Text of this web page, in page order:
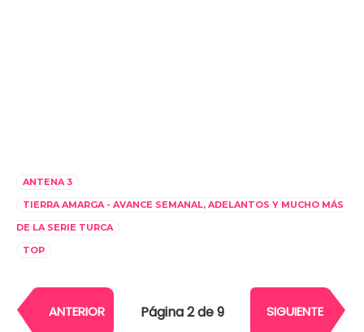
ANTENA 3
TIERRA AMARGA - AVANCE SEMANAL, ADELANTOS Y MUCHO MÁS
DE LA SERIE TURCA
TOP
ANTERIOR Página 2 de 9 SIGUIENTE